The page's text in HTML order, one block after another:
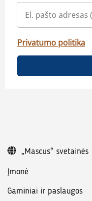
Privatumo politika
Įmonė
Gaminiai ir paslaugos
„Mascus“ svetainės